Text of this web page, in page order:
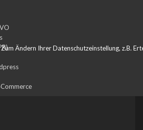
Zum Ändern Ihrer Datenschutzeinstellung, z.B.